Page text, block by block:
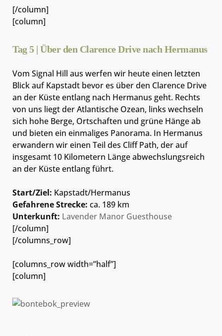
[/column]
[column]
Tag 5 | Über den Clarence Drive nach Hermanus
Vom Signal Hill aus werfen wir heute einen letzten
Blick auf Kapstadt bevor es über den Clarence Drive
an der Küste entlang nach Hermanus geht. Rechts
von uns liegt der Atlantische Ozean, links wechseln
sich hohe Berge, Ortschaften und grüne Hänge ab
und bieten ein einmaliges Panorama. In Hermanus
erwandern wir einen Teil des Cliff Path, der auf
insgesamt 10 Kilometern Länge abwechslungsreich
an der Küste entlang führt.
Start/Ziel: Kapstadt/Hermanus
Gefahrene Strecke: ca. 189 km
Unterkunft: Lavender Manor Guesthouse
[/column]
[/columns_row]
[columns_row width=”half”]
[column]